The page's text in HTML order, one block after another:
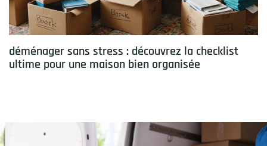
déménager sans stress : découvrez la checklist
ultime pour une maison bien organisée